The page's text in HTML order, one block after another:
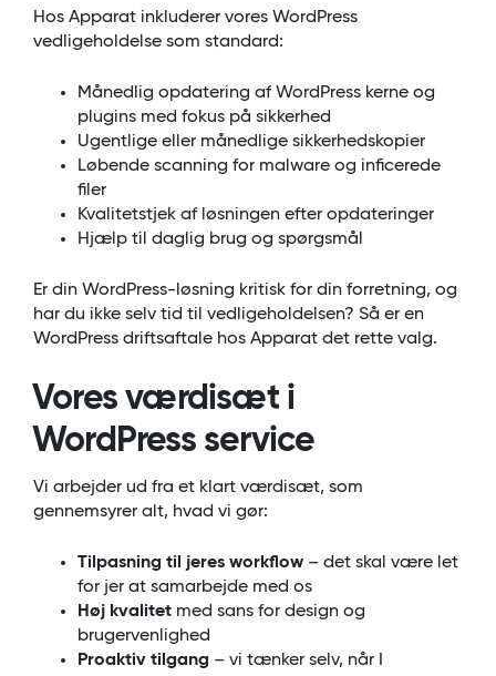
Hos Apparat inkluderer vores WordPress
vedligeholdelse som standard:
Månedlig opdatering af WordPress kerne og
plugins med fokus på sikkerhed
Ugentlige eller månedlige sikkerhedskopier
Løbende scanning for malware og inficerede
filer
Kvalitetstjek af løsningen efter opdateringer
Hjælp til daglig brug og spørgsmål
Er din WordPress-løsning kritisk for din forretning, og
har du ikke selv tid til vedligeholdelsen? Så er en
WordPress driftsaftale hos Apparat det rette valg.
Vores værdisæt i
WordPress service
Vi arbejder ud fra et klart værdisæt, som
gennemsyrer alt, hvad vi gør:
Tilpasning til jeres workflow – det skal være let
for jer at samarbejde med os
Høj kvalitet med sans for design og
brugervenlighed
Proaktiv tilgang – vi tænker selv, når I